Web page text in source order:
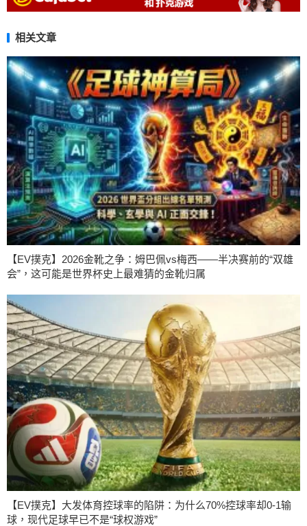
相关文章
【EV撲克】2026金靴之争：姆巴佩vs梅西——半决赛前的“双雄
会”，这可能是世界杯史上最难猜的金靴归属
【EV撲克】大发体育控球率的陷阱：为什么70%控球率却0-1输
球，现代足球早已不是“球权游戏”